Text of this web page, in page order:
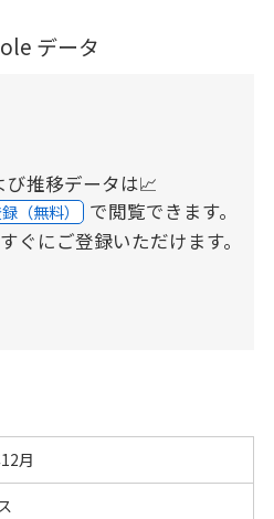
データ
び推移データは📈
（無料） で閲覧できます。
ぐにご登録いただけます。
月